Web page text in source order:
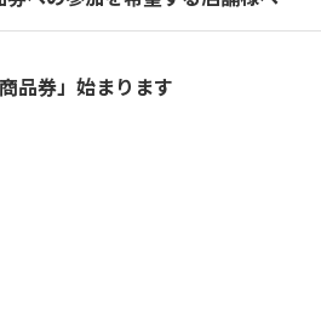
品券」始まります